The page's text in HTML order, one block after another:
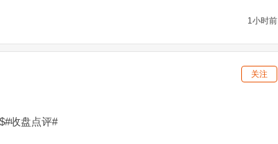
1小时前
关注
收盘点评#